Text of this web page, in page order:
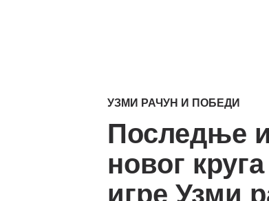
УЗМИ РАЧУН И ПОБЕДИ
Последње
новог
игре Узми